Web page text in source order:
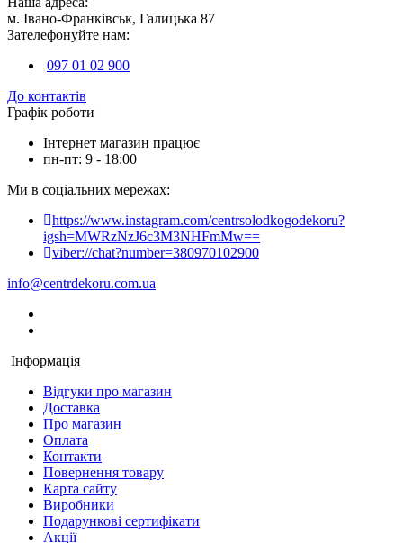
м. Івано-Франківськ, Галицька 87
Зателефонуйте нам:
097 01 02 900
До контактів
Графік роботи
Інтернет магазин працює
пн-пт: 9 - 18:00
Ми в соціальних мережах:
https://www.instagram.com/centrsolodkogodekoru?
igsh=MWRzNzJ6c3M3NHFmMw==
viber://chat?number=380970102900
info@centrdekoru.com.ua
Інформація
Відгуки про магазин
Доставка
Про магазин
Оплата
Контакти
Повернення товару
Карта сайту
Виробники
Подарункові сертифікати
Акції